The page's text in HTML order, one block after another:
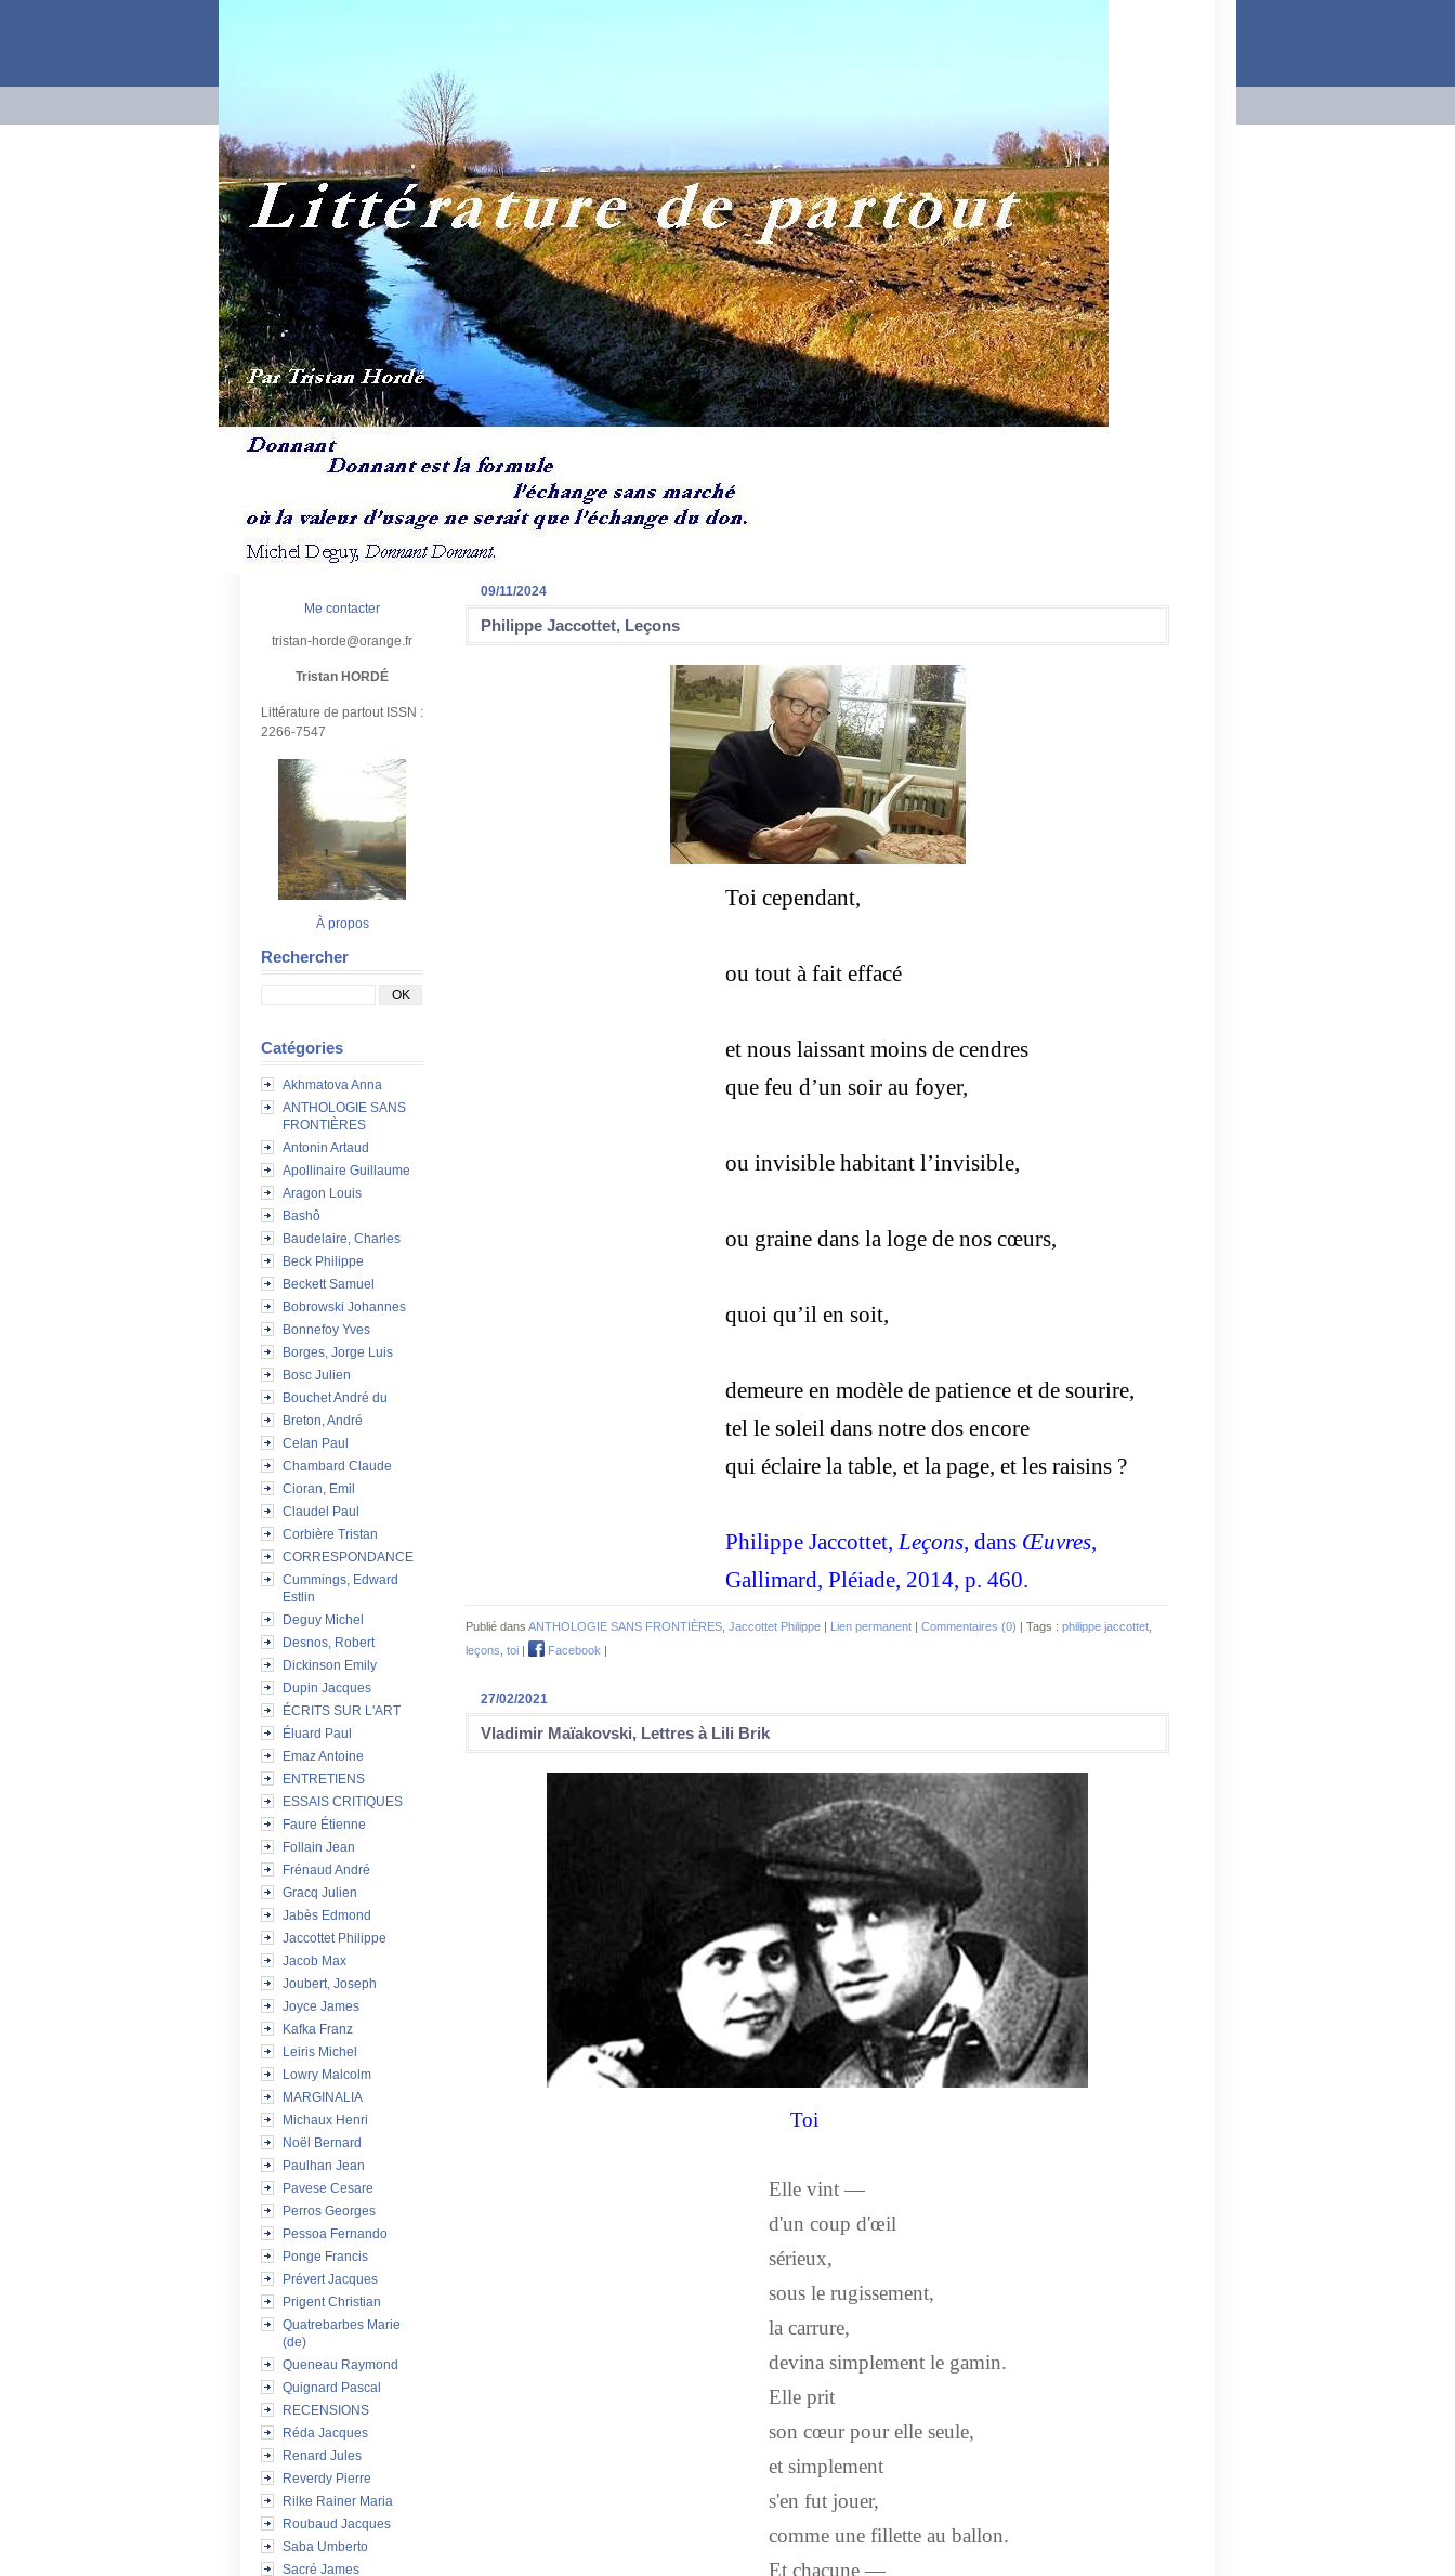
Me contacter
tristan-horde@orange.fr
Tristan HORDÉ
Littérature de partout ISSN :
2266-7547
À propos
Rechercher
Catégories
Akhmatova Anna
ANTHOLOGIE SANS
FRONTIÈRES
Antonin Artaud
Apollinaire Guillaume
Aragon Louis
Bashô
Baudelaire, Charles
Beck Philippe
Beckett Samuel
Bobrowski Johannes
Bonnefoy Yves
Borges, Jorge Luis
Bosc Julien
Bouchet André du
Breton, André
Celan Paul
Chambard Claude
Cioran, Emil
Claudel Paul
Corbière Tristan
CORRESPONDANCE
Cummings, Edward
Estlin
Deguy Michel
Desnos, Robert
Dickinson Emily
Dupin Jacques
ÉCRITS SUR L'ART
Éluard Paul
Emaz Antoine
ENTRETIENS
ESSAIS CRITIQUES
Faure Étienne
Follain Jean
Frénaud André
Gracq Julien
Jabès Edmond
Jaccottet Philippe
Jacob Max
Joubert, Joseph
Joyce James
Kafka Franz
Leiris Michel
Lowry Malcolm
MARGINALIA
Michaux Henri
Noël Bernard
Paulhan Jean
Pavese Cesare
Perros Georges
Pessoa Fernando
Ponge Francis
Prévert Jacques
Prigent Christian
Quatrebarbes Marie
(de)
Queneau Raymond
Quignard Pascal
RECENSIONS
Réda Jacques
Renard Jules
Reverdy Pierre
Rilke Rainer Maria
Roubaud Jacques
Saba Umberto
Sacré James
09/11/2024
Philippe Jaccottet, Leçons
Toi cependant,
ou tout à fait effacé
et nous laissant moins de cendres
que feu d’un soir au foyer,
ou invisible habitant l’invisible,
ou graine dans la loge de nos cœurs,
quoi qu’il en soit,
demeure en modèle de patience et de sourire,
tel le soleil dans notre dos encore
qui éclaire la table, et la page, et les raisins ?
Philippe Jaccottet, Leçons, dans Œuvres,
Gallimard, Pléiade, 2014, p. 460.
Publié dans ANTHOLOGIE SANS FRONTIÈRES Jaccottet Philippe | Lien permanent | Commentaires (0) | Tags : philippe jaccottet
leçons toi | Facebook |
27/02/2021
Vladimir Maïakovski, Lettres à Lili Brik
Toi
Elle vint —
d'un coup d'œil
sérieux,
sous le rugissement,
la carrure,
devina simplement le gamin.
Elle prit
son cœur pour elle seule,
et simplement
s'en fut jouer,
comme une fillette au ballon.
Et chacune —